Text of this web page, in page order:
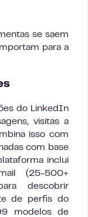
se saem
para a
do LinkedIn
visitas a
isso com
com base
inclui
(25-500+
descobrir
de perfis do
modelos de